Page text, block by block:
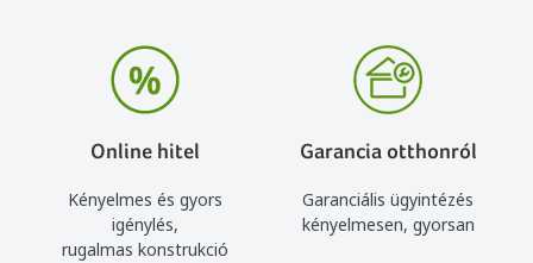
Online hitel
Kényelmes és gyors
igénylés,
rugalmas konstrukció
Garancia otthonról
Garanciális ügyintézés
kényelmesen, gyorsan